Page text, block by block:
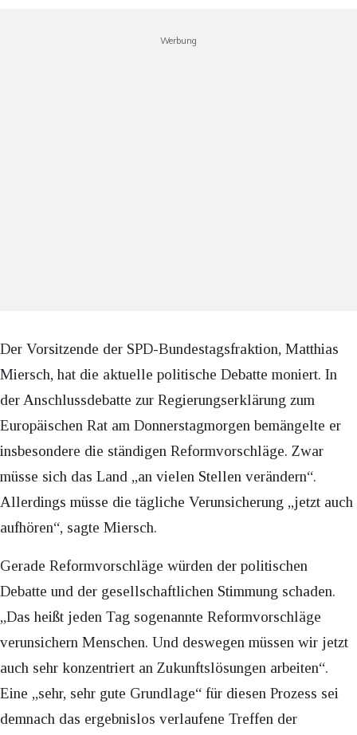
Werbung
Der Vorsitzende der SPD-Bundestagsfraktion, Matthias
Miersch, hat die aktuelle politische Debatte moniert. In
der Anschlussdebatte zur Regierungserklärung zum
Europäischen Rat am Donnerstagmorgen bemängelte er
insbesondere die ständigen Reformvorschläge. Zwar
müsse sich das Land „an vielen Stellen verändern“.
Allerdings müsse die tägliche Verunsicherung „jetzt auch
aufhören“, sagte Miersch.
Gerade Reformvorschläge würden der politischen
Debatte und der gesellschaftlichen Stimmung schaden.
„Das heißt jeden Tag sogenannte Reformvorschläge
verunsichern Menschen. Und deswegen müssen wir jetzt
auch sehr konzentriert an Zukunftslösungen arbeiten“.
Eine „sehr, sehr gute Grundlage“ für diesen Prozess sei
demnach das ergebnislos verlaufene Treffen der